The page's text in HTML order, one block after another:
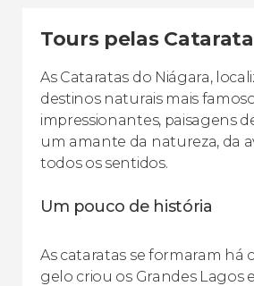
Tours pelas
As Cataratas do Niágara,
destinos naturais mais
impressionantes, paisagens
um amante da natureza, da
todos os sentidos.
Um pouco de história
As cataratas se formaram há
gelo criou os Grandes Lagos